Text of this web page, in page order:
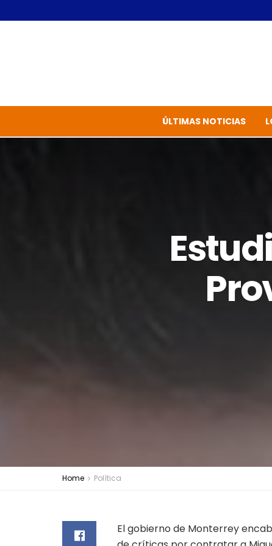
ÚLTIMAS NOTICIAS
Home Política
El gobierno de Monterrey